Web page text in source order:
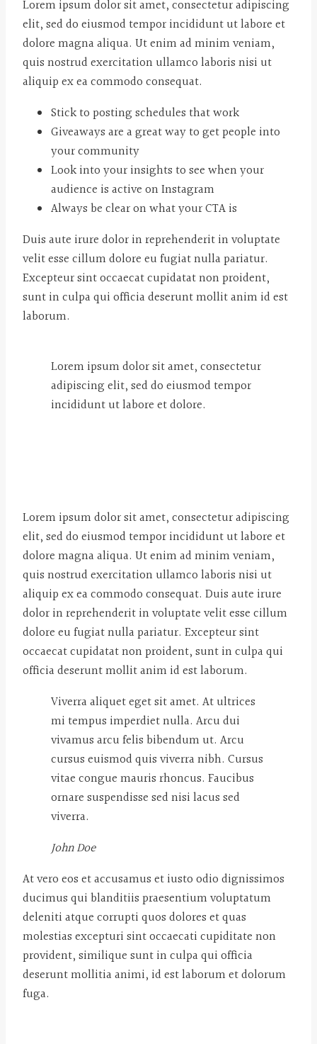
Lorem ipsum dolor sit amet, consectetur adipiscing
elit, sed do eiusmod tempor incididunt ut labore et
dolore magna aliqua. Ut enim ad minim veniam,
quis nostrud exercitation ullamco laboris nisi ut
aliquip ex ea commodo consequat.
Stick to posting schedules that work
Giveaways are a great way to get people into
your community
Look into your insights to see when your
audience is active on Instagram
Always be clear on what your CTA is
Duis aute irure dolor in reprehenderit in voluptate
velit esse cillum dolore eu fugiat nulla pariatur.
Excepteur sint occaecat cupidatat non proident,
sunt in culpa qui officia deserunt mollit anim id est
laborum.
Lorem ipsum dolor sit amet, consectetur
adipiscing elit, sed do eiusmod tempor
incididunt ut labore et dolore.
Lorem ipsum dolor sit amet, consectetur adipiscing
elit, sed do eiusmod tempor incididunt ut labore et
dolore magna aliqua. Ut enim ad minim veniam,
quis nostrud exercitation ullamco laboris nisi ut
aliquip ex ea commodo consequat. Duis aute irure
dolor in reprehenderit in voluptate velit esse cillum
dolore eu fugiat nulla pariatur. Excepteur sint
occaecat cupidatat non proident, sunt in culpa qui
officia deserunt mollit anim id est laborum.
Viverra aliquet eget sit amet. At ultrices
mi tempus imperdiet nulla. Arcu dui
vivamus arcu felis bibendum ut. Arcu
cursus euismod quis viverra nibh. Cursus
vitae congue mauris rhoncus. Faucibus
ornare suspendisse sed nisi lacus sed
viverra.
John Doe
At vero eos et accusamus et iusto odio dignissimos
ducimus qui blanditiis praesentium voluptatum
deleniti atque corrupti quos dolores et quas
molestias excepturi sint occaecati cupiditate non
provident, similique sunt in culpa qui officia
deserunt mollitia animi, id est laborum et dolorum
fuga.